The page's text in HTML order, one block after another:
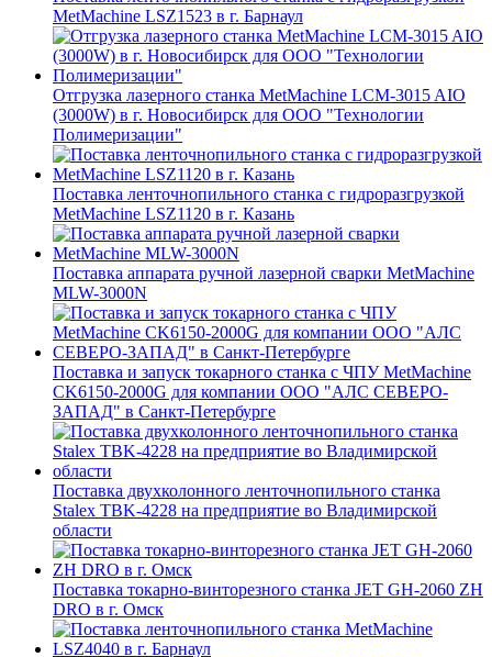
MetMachine LSZ1523 в г. Барнаул
Отгрузка лазерного станка MetMachine LCM-3015 AIO
(3000W) в г. Новосибирск для ООО "Технологии
Полимеризации"
Поставка ленточнопильного станка c гидроразгрузкой
MetMachine LSZ1120 в г. Казань
Поставка аппарата ручной лазерной сварки MetMachine
MLW-3000N
Поставка и запуск токарного станка с ЧПУ MetMachine
CK6150-2000G для компании ООО "АЛС СЕВЕРО-
ЗАПАД" в Санкт-Петербурге
Поставка двухколонного ленточнопильного станка
Stalex TBK-4228 на предприятие во Владимирской
области
Поставка токарно-винторезного станка JET GH-2060 ZH
DRO в г. Омск